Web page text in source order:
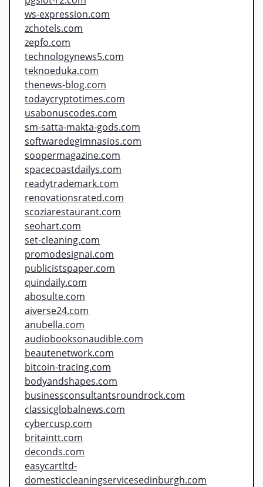
ws-expression.com
zchotels.com
zepfo.com
technologynews5.com
teknoeduka.com
thenews-blog.com
todaycryptotimes.com
usabonuscodes.com
sm-satta-makta-gods.com
softwaredegimnasios.com
soopermagazine.com
spacecoastdailys.com
readytrademark.com
renovationsrated.com
scoziarestaurant.com
seohart.com
set-cleaning.com
promodesignai.com
publicistspaper.com
quindaily.com
abosulte.com
aiverse24.com
anubella.com
audiobooksonaudible.com
beautenetwork.com
bitcoin-tracing.com
bodyandshapes.com
businessconsultantsroundrock.com
classicglobalnews.com
cybercusp.com
britaintt.com
deconds.com
easycartltd-
domesticcleaningservicesedinburgh.com